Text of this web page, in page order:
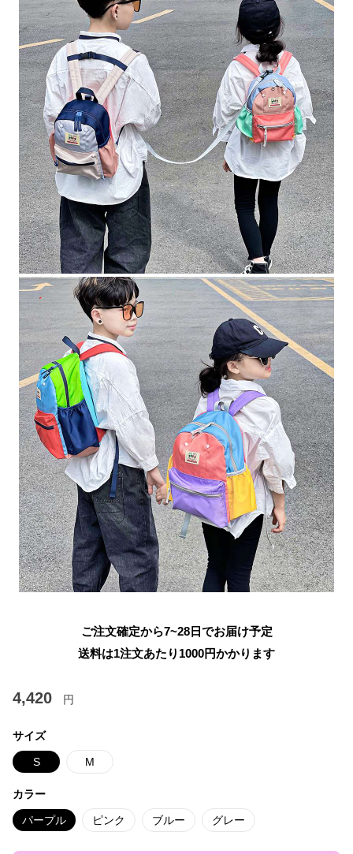
ご注文確定から7~28日でお届け予定
送料は1注文あたり 1000円かかります
4,420 円
サイズ
S M
カラー
パープル ピンク ブルー グレー